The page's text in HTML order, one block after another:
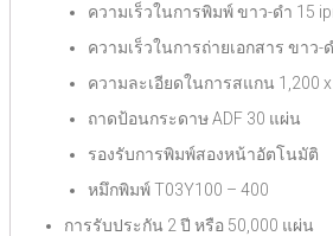
ความเร็วในการพิมพ์ ขาว-ดำ 15
ความเร็วในการถ่ายเอกสาร ขาว-
ความละเอียดในการสแกน 1,200 x
ถาดป้อนกระดาษ ADF 30 แผ่น
รองรับการพิมพ์สองหน้าอัตโนมัติ
หมึกพิมพ์ T03Y100 – 400
การรับประกัน 2 ปี หรือ 50,000 แผ่น